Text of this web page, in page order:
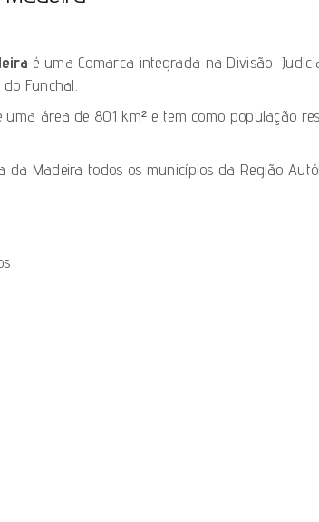
é uma Comarca integrada na Divisão
do Funchal
uma área de 801 km² e tem como população
da Madeira todos os municípios da Região